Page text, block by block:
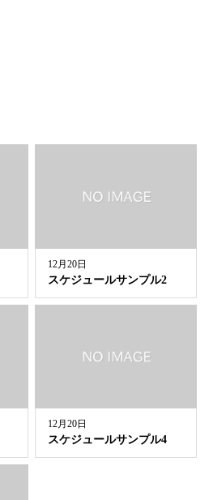
12月20日
スケジュールサンプル2
12月20日
スケジュールサンプル4